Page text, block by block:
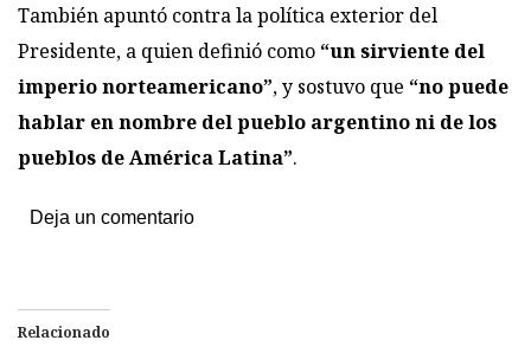
También apuntó contra la política exterior del
Presidente, a quien definió como “un sirviente del
imperio norteamericano”, y sostuvo que “no puede
hablar en nombre del pueblo argentino ni de los
pueblos de América Latina”.
Deja un comentario
Relacionado